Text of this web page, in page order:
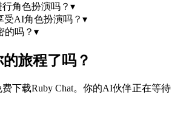
角色扮演吗？ ▾
受AI角色扮演吗？ ▾
的吗？ ▾
旅程了吗？
下载Ruby Chat。你的AI伙伴正在等待